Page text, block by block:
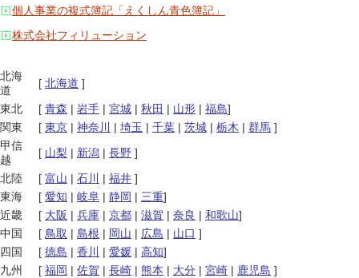
個人事業の複式簿記「えくしん青色簿記」
株式会社フィリューション
北海
道
[ 北海道 ]
東北
[ 青森 | 岩手 | 宮城 | 秋田 | 山形 | 福島]
関東
[ 東京 | 神奈川 | 埼玉 | 千葉 | 茨城 | 栃木 | 群馬 ]
甲信
越
[ 山梨 | 新潟 | 長野 ]
北陸
[ 富山 | 石川 | 福井 ]
東海
[ 愛知 | 岐阜 | 静岡 | 三重]
近畿
[ 大阪 | 兵庫 | 京都 | 滋賀 | 奈良 | 和歌山]
中国
[ 鳥取 | 島根 | 岡山 | 広島 | 山口 ]
四国
[ 徳島 | 香川 | 愛媛 | 高知]
九州
[ 福岡 | 佐賀 | 長崎 | 熊本 | 大分 | 宮崎 | 鹿児島 ]